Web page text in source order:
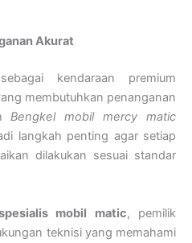
Akurat
kendaraan premium
membutuhkan penanganan
Bengkel mobil mercy matic
langkah penting agar setiap
dilakukan sesuai standar
mobil matic, pemilik
teknisi yang memahami